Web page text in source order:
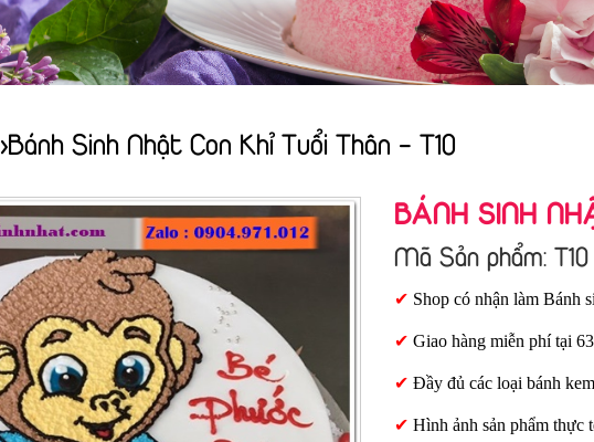
>Bánh Sinh Nhật Con Khỉ Tuổi Thân - T10
BÁNH SINH
Mã Sản phẩm: T10
✔ Shop có nhận làm Bánh
✔ Giao hàng miễn phí tại
✔ Đầy đủ các loại bánh
✔ Hình ảnh sản phẩm thực